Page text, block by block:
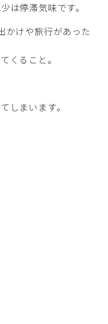
は停滞気味です。
かけや旅行があった
くること。
しまいます。